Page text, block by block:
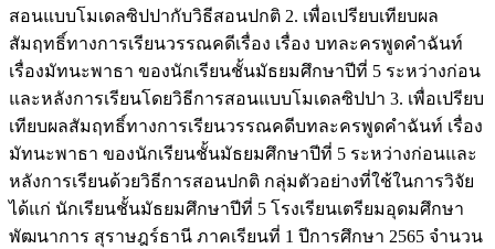
สอนแบบโมเดลซิปปากับวิธีสอนปกติ 2. เพื่อเปรียบเทียบผล
สัมฤทธิ์ทางการเรียนวรรณคดีเรื่อง เรื่อง บทละครพูดคำฉันท์
เรื่องมัทนะพาธา ของนักเรียนชั้นมัธยมศึกษาปีที่ 5 ระหว่างก่อน
และหลังการเรียนโดยวิธีการสอนแบบโมเดลซิปปา 3. เพื่อเปรียบ
เทียบผลสัมฤทธิ์ทางการเรียนวรรณคดีบทละครพูดคำฉันท์ เรื่อง
มัทนะพาธา ของนักเรียนชั้นมัธยมศึกษาปีที่ 5 ระหว่างก่อนและ
หลังการเรียนด้วยวิธีการสอนปกติ กลุ่มตัวอย่างที่ใช้ในการวิจัย
ได้แก่ นักเรียนชั้นมัธยมศึกษาปีที่ 5 โรงเรียนเตรียมอุดมศึกษา
พัฒนาการ สุราษฎร์ธานี ภาคเรียนที่ 1 ปีการศึกษา 2565 จำนวน